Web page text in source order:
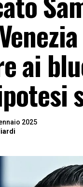
ai
2025